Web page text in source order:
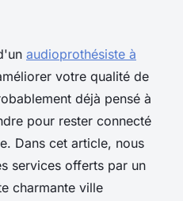
d'un
à salon-de-
de lecture
audioprothésiste à
votre qualité de
déjà pensé à
pour rester connecté
Dans cet article, nous
services offerts par un
charmante ville